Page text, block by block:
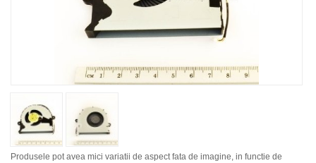
Produsele pot avea mici variatii de aspect fata de imagine, in functie de